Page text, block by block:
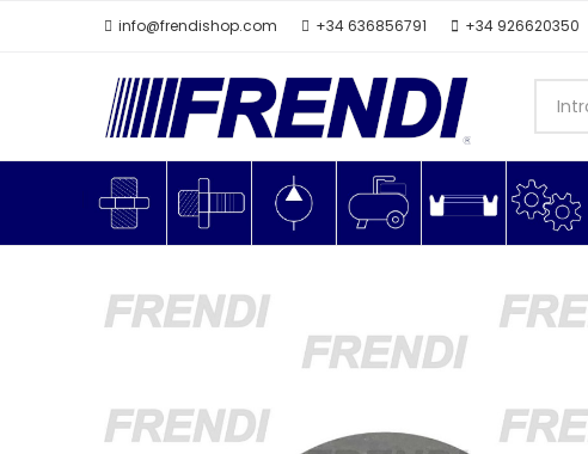
info@frendishop.com +34 636856791 +34 926620350